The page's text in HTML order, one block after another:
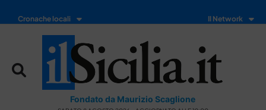
Cronache locali Il Network
Fondato da Maurizio Scaglione